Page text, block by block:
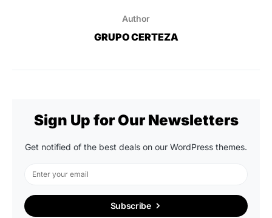
Author
GRUPO CERTEZA
Sign Up for Our Newsletters
Get notified of the best deals on our WordPress themes.
Subscribe